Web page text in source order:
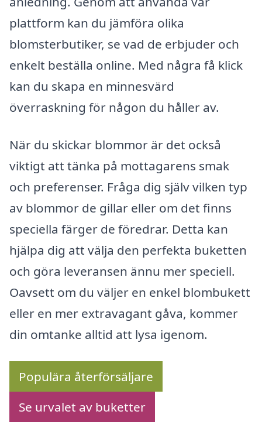
plattform kan du jämföra olika
blomsterbutiker, se vad de erbjuder och
enkelt beställa online. Med några få klick
kan du skapa en minnesvärd
överraskning för någon du håller av.
När du skickar blommor är det också
viktigt att tänka på mottagarens smak
och preferenser. Fråga dig själv vilken typ
av blommor de gillar eller om det finns
speciella färger de föredrar. Detta kan
hjälpa dig att välja den perfekta buketten
och göra leveransen ännu mer speciell.
Oavsett om du väljer en enkel blombukett
eller en mer extravagant gåva, kommer
din omtanke alltid att lysa igenom.
Populära återförsäljare
Se urvalet av buketter